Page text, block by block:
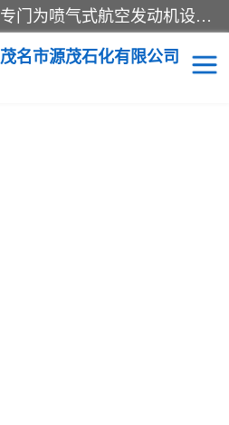
航空煤油（Jet Fuel）是专门为喷气式航空发动机设计的高纯度燃料，主要分为Jet A、Jet A-1和Jet B等类型。其特点是闪点高、低温流动性好，并添加了抗静电剂和抗氧化剂以确保飞行安全。航空煤油需
茂名市源茂石化有限公司